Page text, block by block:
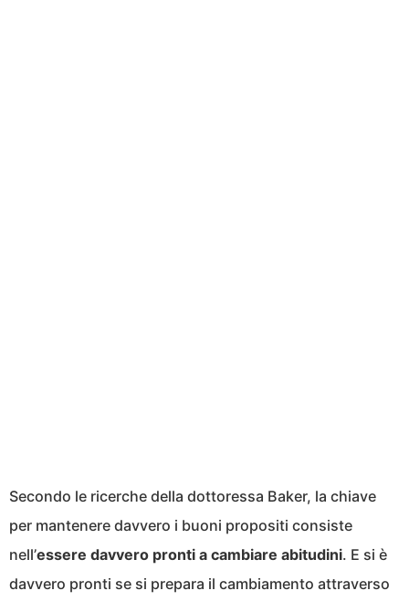
Secondo le ricerche della dottoressa Baker, la chiave
per mantenere davvero i buoni propositi consiste
nell’essere davvero pronti a cambiare abitudini. E si è
davvero pronti se si prepara il cambiamento attraverso